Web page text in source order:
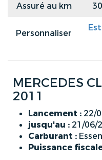
Assuré au km
Personnaliser
MERCEDES
2011
Lancement : 22/
jusqu'au : 21/06/
Carburant :
Puissance